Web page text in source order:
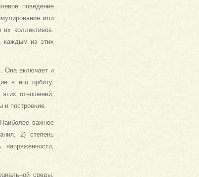
поведение
или
коллективов.
каждым из этих
Она включает и
в его орбиту,
отношений,
и построение.
важное
2) степень
среды,